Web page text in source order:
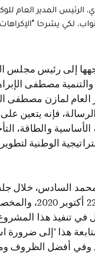
المدير العام
لكي يشرحا
مصطفى
العام لمازن مصطفى
فإنه يتعين
الأساسية والطاقة،
الوطنية
السادس، خلال
المنعقدة يوم
في تنفيذ هذا
هذا "إلى
وفي أفضل الظروف